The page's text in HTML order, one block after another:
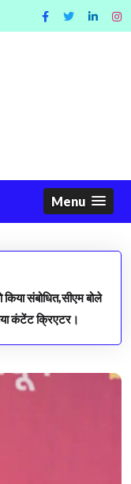
Menu
संबोधित,सीएम बोले
कंटेंट क्रिएटर।